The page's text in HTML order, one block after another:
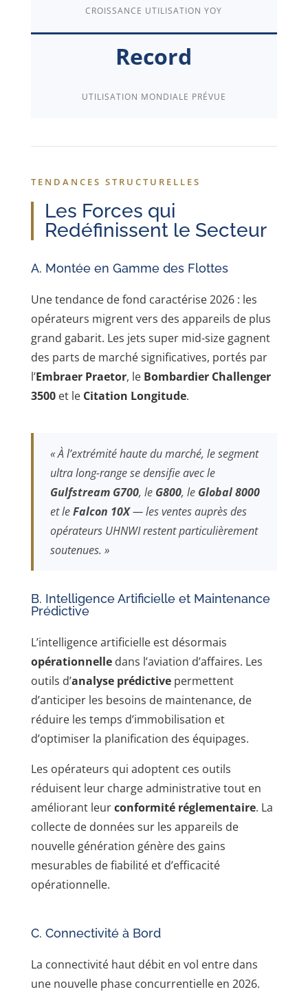
CROISSANCE UTILISATION YOY
Record
UTILISATION MONDIALE PRÉVUE
TENDANCES STRUCTURELLES
Les Forces qui
Redéfinissent le Secteur
A. Montée en Gamme des Flottes
Une tendance de fond caractérise 2026 : les
opérateurs migrent vers des appareils de plus
grand gabarit. Les jets super mid-size gagnent
des parts de marché significatives, portés par
l’Embraer Praetor, le Bombardier Challenger
3500et le Citation Longitude.
« À l’extrémité haute du marché, le segment
ultra long-range se densifie avec le
Gulfstream G700, le G800, le Global 8000
et leFalcon 10X— les ventes auprès des
opérateurs UHNWI restent particulièrement
soutenues. »
B. Intelligence Artificielle et Maintenance
Prédictive
L’intelligence artificielle est désormais
opérationnelledans l’aviation d’affaires. Les
outils d’analyse prédictivepermettent
d’anticiper les besoins de maintenance, de
réduire les temps d’immobilisation et
d’optimiser la planification des équipages.
Les opérateurs qui adoptent ces outils
réduisent leur charge administrative tout en
améliorant leurconformité réglementaire. La
collecte de données sur les appareils de
nouvelle génération génère des gains
mesurables de fiabilité et d’efficacité
opérationnelle.
C. Connectivité à Bord
La connectivité haut débit en vol entre dans
une nouvelle phase concurrentielle en 2026.